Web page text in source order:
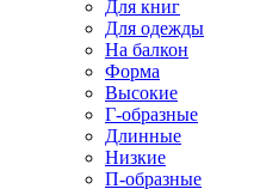
Для книг
Для одежды
На балкон
Форма
Высокие
Г-образные
Длинные
Низкие
П-образные